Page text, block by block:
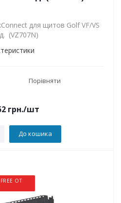
для щитов Golf VF/VS
(VZ707N)
Порівняти
грн./шт
До кошика
ОТ